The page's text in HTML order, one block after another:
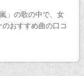
」の歌の中で、女
おすすめ曲の口コ